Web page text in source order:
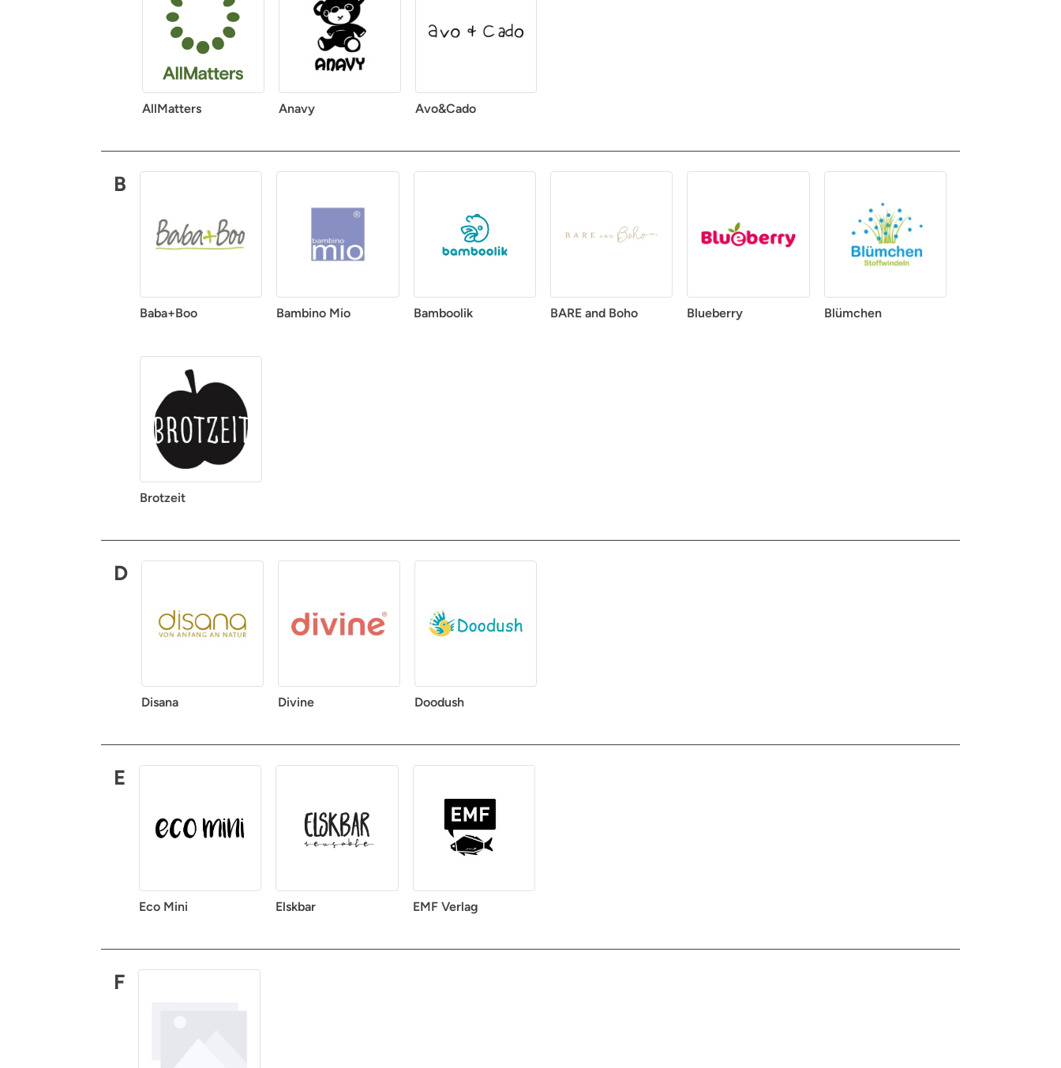
AllMatters Anavy Avo&Cado
B
Baba+Boo Bambino Mio Bamboolik BARE and Boho Blueberry Blümchen
Brotzeit
D
Disana Divine Doodush
E
Eco Mini Elskbar EMF Verlag
F